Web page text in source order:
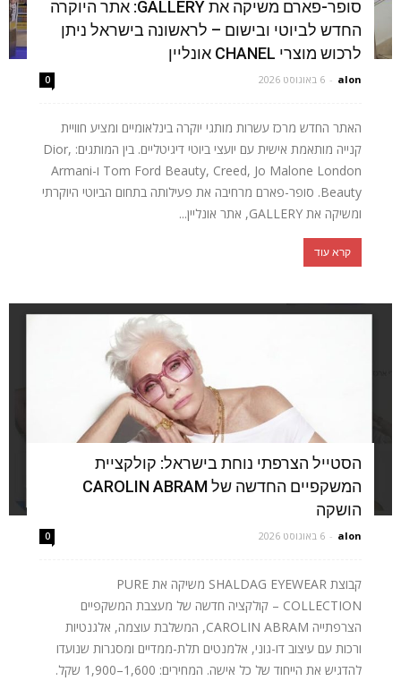
סופר-פארם משיקה את GALLERY: אתר היוקרה
החדש לביוטי ובישום – לראשונה בישראל ניתן
לרכוש מוצרי CHANEL אונליין
alon
- 6 באוגוסט 2026 0
האתר החדש מרכז עשרות מותגי יוקרה בינלאומיים ומציע חוויית
קנייה מותאמת אישית עם יועצי ביוטי דיגיטליים. בין המותגים: Dior,
Tom Ford Beauty, Creed, Jo Malone London ו-Armani
Beauty. סופר-פארם מרחיבה את פעילותה בתחום הביוטי היוקרתי
ומשיקה את GALLERY, אתר אונליין...
קרא עוד
הסטייל הצרפתי נוחת בישראל: קולקציית
המשקפיים החדשה של CAROLIN ABRAM
הושקה
alon
- 6 באוגוסט 2026 0
קבוצת SHALDAG EYEWEAR משיקה את PURE
COLLECTION – קולקציה חדשה של מעצבת המשקפיים
הצרפתייה CAROLIN ABRAM, המשלבת עוצמה, אלגנטיות
ורכות עם עיצוב דו-גוני, אלמנטים תלת-ממדיים ומסגרות שנועדו
להדגיש את הייחוד של כל אישה. המחירים: 1,600–1,900 שקל.